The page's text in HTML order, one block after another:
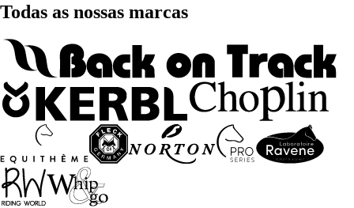
Todas as nossas marcas